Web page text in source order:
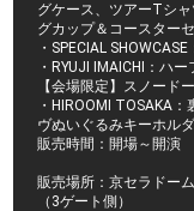
グケース、ツアーTシ
グカップ＆コースター
・SPECIAL
・RYUJI IMAICHI：ハ
【会場限定】スノード
・HIROOMI TOSAKA
ヴぬいぐるみキーホル
販売時間：開場～開演
販売場所：京セラドー
（3ゲート側）